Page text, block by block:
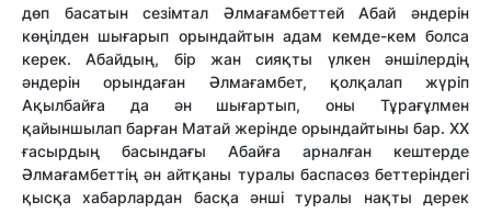
дөп басатын сезімтал Әлмағамбеттей Абай әндерін
көңілден шығарып орындайтын адам кемде-кем болса
керек. Абайдың, бір жан сияқты үлкен әншілердің
әндерін орындаған Әлмағамбет, қолқалап жүріп
Ақылбайға да ән шығартып, оны Тұрағұлмен
қайыншылап барған Матай жерінде орындайтыны бар. ХХ
ғасырдың басындағы Абайға арналған кештерде
Әлмағамбеттің ән айтқаны туралы баспасөз беттеріндегі
қысқа хабарлардан басқа әнші туралы нақты дерек